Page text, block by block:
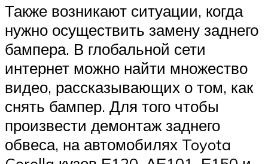
Также возникают ситуации, когда
нужно осуществить замену заднего
бампера. В глобальной сети
интернет можно найти множество
видео, рассказывающих о том, как
снять бампер. Для того чтобы
произвести демонтаж заднего
обвеса, на автомобилях Toyota